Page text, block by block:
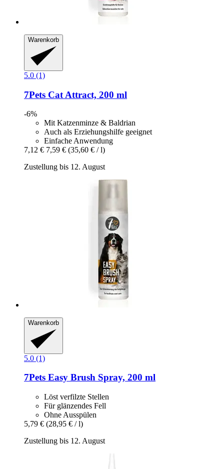
Warenkorb
5.0 (1)
7Pets Cat Attract, 200 ml
-6%
Mit Katzenminze & Baldrian
Auch als Erziehungshilfe geeignet
Einfache Anwendung
7,12 € 7,59 € (35,60 € / l)
Zustellung bis 12. August
Warenkorb
5.0 (1)
7Pets Easy Brush Spray, 200 ml
Löst verfilzte Stellen
Für glänzendes Fell
Ohne Ausspülen
5,79 € (28,95 € / l)
Zustellung bis 12. August